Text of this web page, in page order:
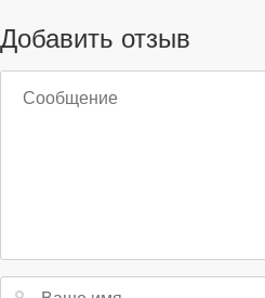
Добавить отзыв